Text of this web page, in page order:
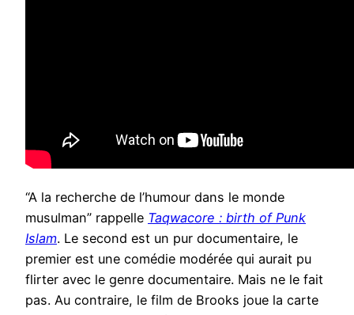
“A la recherche de l’humour dans le monde
musulman” rappelle Taqwacore : birth of Punk
Islam. Le second est un pur documentaire, le
premier est une comédie modérée qui aurait pu
flirter avec le genre documentaire. Mais ne le fait
pas. Au contraire, le film de Brooks joue la carte